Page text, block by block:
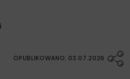
OPUBLIKOWANO: 03.07.2026